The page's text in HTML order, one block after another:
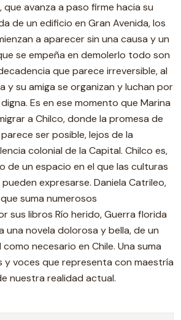
avanza a paso firme hacia su
de un edificio en Gran Avenida, los
a aparecer sin una causa y un
se empeña en demolerlo todo son
que parece irreversible, al
y su amiga se organizan y luchan por
Es en ese momento que Marina
a Chilco, donde la promesa de
ser posible, lejos de la
colonial de la Capital. Chilco es,
de un espacio en el que las culturas
expresarse. Daniela Catrileo,
suma numerosos
sus libros Río herido, Guerra florida
una novela dolorosa y bella, de un
necesario en Chile. Una suma
y voces que representa con maestría
nuestra realidad actual.